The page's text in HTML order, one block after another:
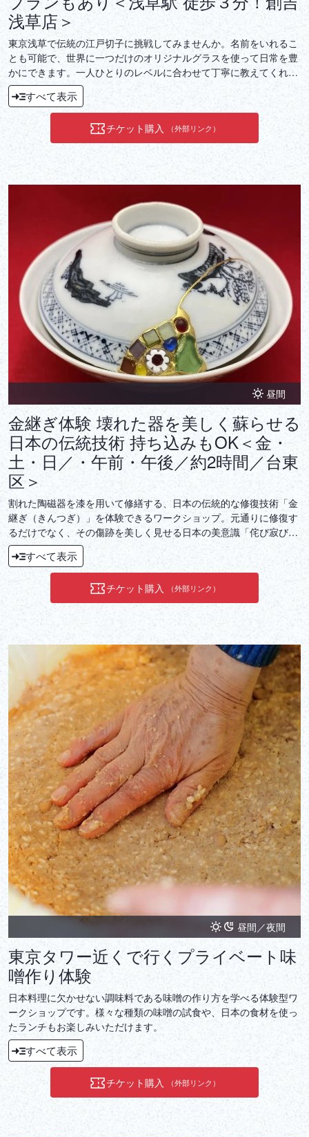
浅草店＞
東京浅草で伝統の江戸切子に挑戦してみませんか。名前をいれるこ
とも可能で、世界に一つだけのオリジナルグラスを使って日常を豊
かにできます。一人ひとりのレベルに合わせて丁寧に教えてくれる
ので安心！当日お持ち帰り可能で、贈答用にすることもできます。
すべて表示
チケット購入 （外部リンク）
昼間
金継ぎ体験 壊れた器を美しく蘇らせる
日本の伝統技術 持ち込みもOK＜金・
土・日／・午前・午後／約2時間／台東
区＞
割れた陶磁器を漆を用いて修繕する、日本の伝統的な修復技術「金
継ぎ（きんつぎ）」を体験できるワークショップ。元通りに修復す
るだけでなく、その傷跡を美しく見せる日本の美意識「侘び寂び」
の一つを学び体感することができます。金継ぎを通して、日本の伝
統技術に触れてみませんか？
すべて表示
チケット購入 （外部リンク）
昼間／夜間
東京タワー近くで行くプライベート味
噌作り体験
日本料理に欠かせない調味料である味噌の作り方を学べる体験型ワ
ークショップです。様々な種類の味噌の試食や、日本の食材を使っ
たランチもお楽しみいただけます。
すべて表示
チケット購入 （外部リンク）